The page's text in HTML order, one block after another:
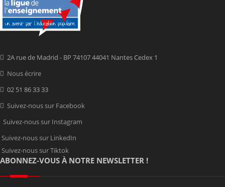
2A rue de Madrid - BP 74107 44041 Nantes Cedex 1
Nous écrire
02 51 86 33 33
Suivez-nous sur Facebook
Suivez-nous sur Instagram
Suivez-nous sur LinkedIn
Suivez-nous sur Tiktok
ABONNEZ-VOUS À NOTRE NEWSLETTER !